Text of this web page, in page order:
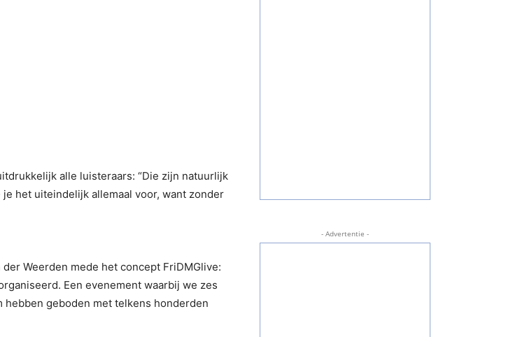
alle luisteraars: “Die zijn natuurlijk
het uiteindelijk allemaal voor, want zonder
Weerden mede het concept FriDMGlive:
Een evenement waarbij we zes
geboden met telkens honderden
- Advertentie -